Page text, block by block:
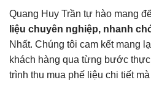
Quang Huy Trần tự hào mang
liệu chuyên nghiệp, nhanh
Nhất. Chúng tôi cam kết mang
khách hàng qua từng bước
trình thu mua phế liệu chi tiết